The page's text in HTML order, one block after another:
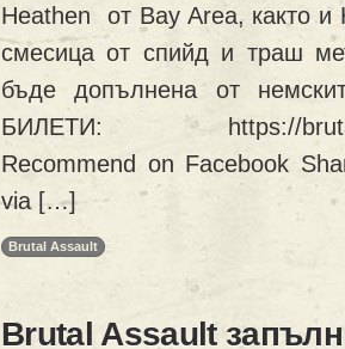
Heathen от Bay Area, както и
смесица от спийд и траш
бъде допълнена от
БИЛЕТИ: https://
Recommend on Facebook
via […]
Brutal Assault
Brutal Assault